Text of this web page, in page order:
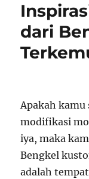
dari
Apakah kamu
modifikasi
iya, maka
Bengkel
adalah